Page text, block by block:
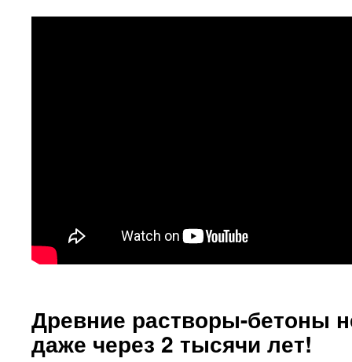
Древние растворы-бетоны
даже через 2 тысячи лет!